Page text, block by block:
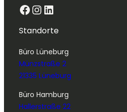
Facebook InstagramLinkedIn
Standorte
Büro Lüneburg
Münzstraße 2
21335 Lüneburg
Büro Hamburg
Hallerstraße 22